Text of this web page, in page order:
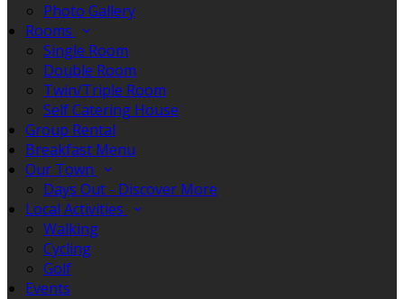
Photo Gallery
Rooms
Single Room
Double Room
Twin/Triple Room
Self Catering House
Group Rental
Breakfast Menu
Our Town
Days Out - Discover More
Local Activities
Walking
Cycling
Golf
Events